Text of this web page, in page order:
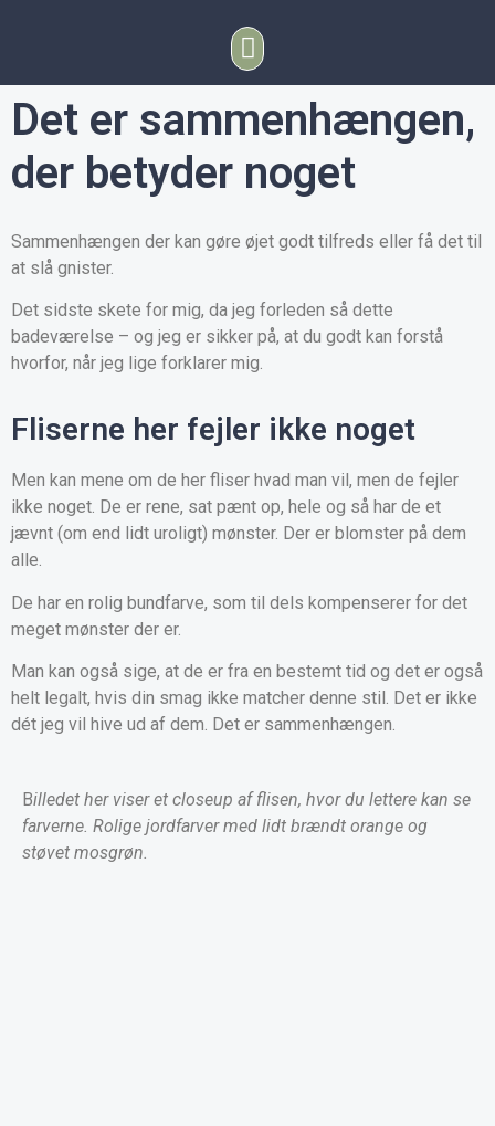
Det er sammenhængen,
der betyder noget
Sammenhængen der kan gøre øjet godt tilfreds eller få det til
at slå gnister.
Det sidste skete for mig, da jeg forleden så dette
badeværelse – og jeg er sikker på, at du godt kan forstå
hvorfor, når jeg lige forklarer mig.
Fliserne her fejler ikke noget
Men kan mene om de her fliser hvad man vil, men de fejler
ikke noget. De er rene, sat pænt op, hele og så har de et
jævnt (om end lidt uroligt) mønster. Der er blomster på dem
alle.
De har en rolig bundfarve, som til dels kompenserer for det
meget mønster der er.
Man kan også sige, at de er fra en bestemt tid og det er også
helt legalt, hvis din smag ikke matcher denne stil. Det er ikke
dét jeg vil hive ud af dem. Det er sammenhængen.
Billedet her viser et closeup af flisen, hvor du lettere kan se
farverne. Rolige jordfarver med lidt brændt orange og
støvet mosgrøn.